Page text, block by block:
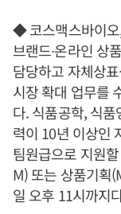
◆ 코스맥스바이오
브랜드∙온라인 상
담당하고 자체상
시장 확대 업무를
다. 식품공학, 식
력이 10년 이상인
팀원급으로 지원
M) 또는 상품기획
일 오후 11시까지